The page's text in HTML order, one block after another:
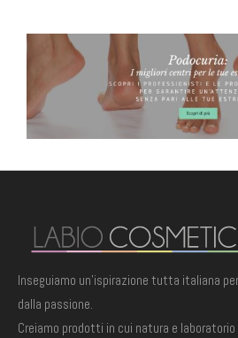
CONF. 10 PZ. FIOR DI PELLE 3 ML BUSTINA MONODOSE
3,05€
Inseguiamo un'ispirazione tutta italiana
dalla passione.
Creiamo prodotti in cui natura e